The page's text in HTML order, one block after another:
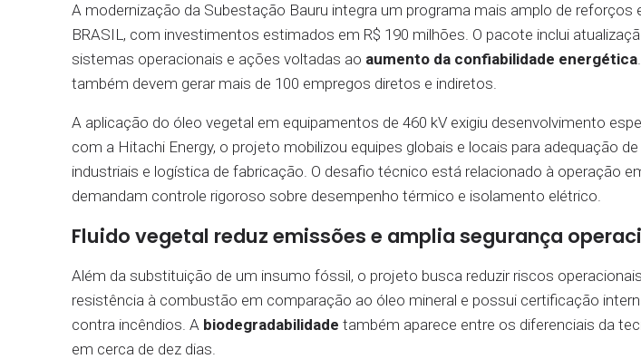
A modernização da Subestação Bauru integra um programa mais amplo de reforços
BRASIL, com investimentos estimados em R$ 190 milhões. O pacote inclui
sistemas operacionais e ações voltadas ao aumento da confiabilidade energética
também devem gerar mais de 100 empregos diretos e indiretos.
A aplicação do óleo vegetal em equipamentos de 460 kV exigiu desenvolvimento
com a Hitachi Energy, o projeto mobilizou equipes globais e locais para adequação
industriais e logística de fabricação. O desafio técnico está relacionado à operação
demandam controle rigoroso sobre desempenho térmico e isolamento elétrico.
Fluido vegetal reduz emissões e amplia segurança
Além da substituição de um insumo fóssil, o projeto busca reduzir riscos
resistência à combustão em comparação ao óleo mineral e possui certificação
contra incêndios. A biodegradabilidade também aparece entre os diferenciais da
em cerca de dez dias.